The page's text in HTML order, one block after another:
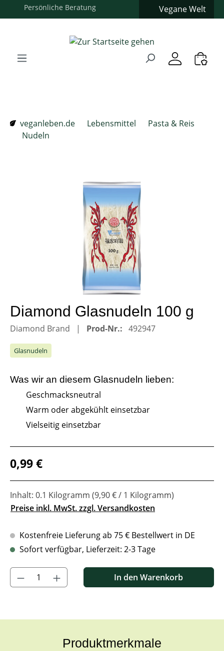
Zum Hauptinhalt springen
Zur Hauptnavigation springen
Vegane Welt
veganleben.de
Lebensmittel
Pasta & Reis
Nudeln
Bildergalerie überspringen
Diamond Glasnudeln 100 g
Diamond Brand Prod-Nr.: 492947
Glasnudeln
Was wir an diesem Glasnudeln lieben:
Geschmacksneutral
Warm oder abgekühlt einsetzbar
Vielseitig einsetzbar
Regulärer Preis:
0,99 €
Inhalt: 0.1 Kilogramm (9,90 € / 1 Kilogramm)
Preise inkl. MwSt. zzgl. Versandkosten
Kostenfreie Lieferung ab 75 € Bestellwert in DE
Sofort verfügbar, Lieferzeit: 2-3 Tage
Produkt Anzahl: Gib den gewünschten Wert ein oder benutze
In den Warenkorb
Produktmerkmale